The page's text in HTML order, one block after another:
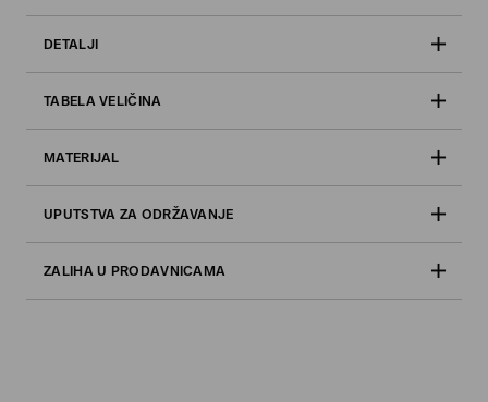
DETALJI
TABELA VELIČINA
MATERIJAL
UPUTSTVA ZA ODRŽAVANJE
ZALIHA U PRODAVNICAMA